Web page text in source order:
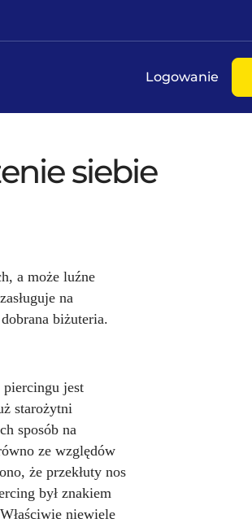
Logowanie
siebie
a może luźne
na
biżuteria.
jest
starożytni
sposób na
ze względów
że przekłuty nos
był znakiem
niewiele